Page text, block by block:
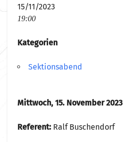
15/11/2023
19:00
Kategorien
Sektionsabend
Mittwoch, 15. November 2023
Referent: Ralf Buschendorf